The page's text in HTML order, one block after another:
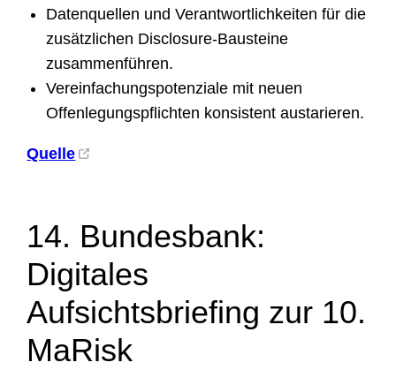
Datenquellen und Verantwortlichkeiten für die
zusätzlichen Disclosure-Bausteine
zusammenführen.
Vereinfachungspotenziale mit neuen
Offenlegungspflichten konsistent austarieren.
Quelle
14. Bundesbank:
Digitales
Aufsichtsbriefing zur 10.
MaRisk